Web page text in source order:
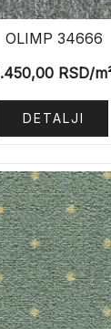
OLIMP 34666
RSD/
DETALJI